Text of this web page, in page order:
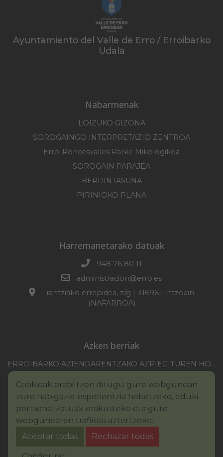
Ayuntamiento del Valle de Erro / Erroibarko
Udala
Nabarmenak
LOIZUKO GIZONA
SOROGAINGO INTERPRETAZIO ZENTROA
Erro-Roncesvalles Parke Mikologikoa
SOROGAIN PARAJEA
BERDINTASUNA
PIRINIOKO PLANA
Harremanetarako datuak
948 76 80 11
administracion@erro.es
Frantziako errepidea, z/g | 31696 Lintzoain
(NAFARROA)
Azken berriak
ERROIBARKO AZIENDARENTZAKO AZPIEGITUREN HOBEKUNTZA 2025-2026 KANPAINA
BANDOA – URAREN KONTSUMO ARDURATSUA
2026KO IBILGAILUEN GAINEKO ZERGA
Legezko oharra
Cookieak erabiltzen ditugu gure webgunean
zure nabigazio-esperientzia hobetzeko, eduki
pertsonalizatuak erakusteko eta gure
webgunearen trafikoa aztertzeko.
Aceptar todas
Rechazar todas